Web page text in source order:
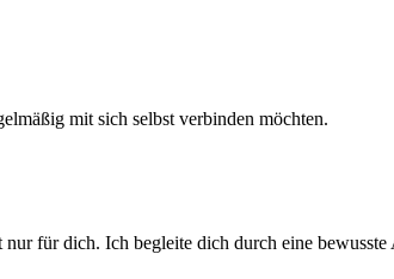
mit sich selbst verbinden möchten.
für dich. Ich begleite dich durch eine